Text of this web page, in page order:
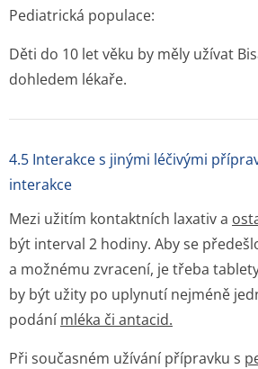
Pediatrická populace:
Děti do 10 let věku by měly užívat
dohledem lékaře.
4.5 Interakce s jinými léčivými
interakce
Mezi užitím kontaktních laxativ a
být interval 2 hodiny. Aby se
a možnému zvracení, je třeba
by být užity po uplynutí nejméně
podání mléka či antacid.
Při současném užívání přípravku s